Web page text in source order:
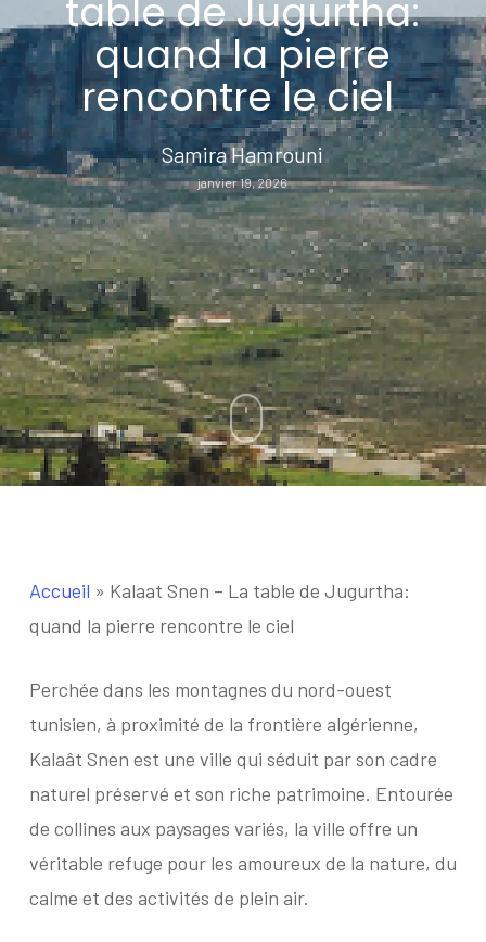
table de Jugurtha:
quand la pierre
rencontre le ciel
Samira Hamrouni
janvier 19, 2026
Accueil » Kalaat Snen – La table de Jugurtha:
quand la pierre rencontre le ciel
Perchée dans les montagnes du nord-ouest
tunisien, à proximité de la frontière algérienne,
Kalaât Snen est une ville qui séduit par son cadre
naturel préservé et son riche patrimoine. Entourée
de collines aux paysages variés, la ville offre un
véritable refuge pour les amoureux de la nature, du
calme et des activités de plein air.